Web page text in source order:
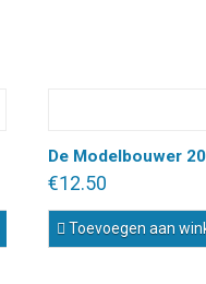
De Modelbouwer
€12.50
Toevoegen aan